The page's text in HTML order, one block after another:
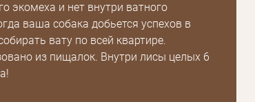
экомеха и нет внутри ватного
ваша собака добьется успехов в
вату по всей квартире.
из пищалок. Внутри лисы целых 6